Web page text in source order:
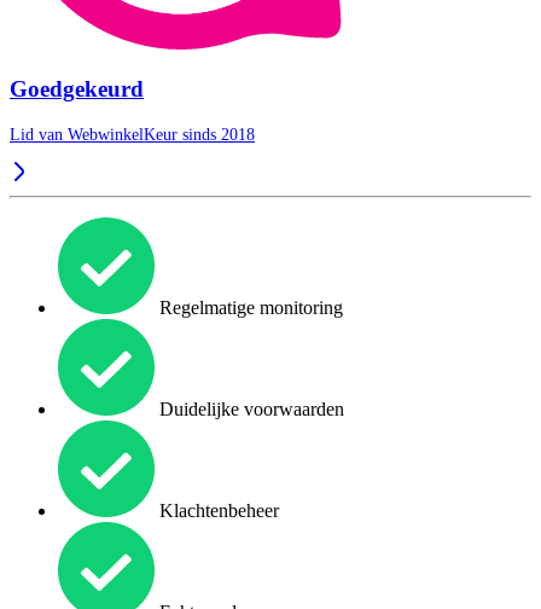
Goedgekeurd
Lid van WebwinkelKeur sinds 2018
Regelmatige monitoring
Duidelijke voorwaarden
Klachtenbeheer